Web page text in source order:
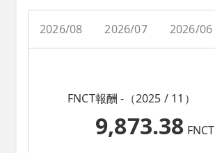
2026/08 2026/07 2026/06
FNCT報酬 -（2025 / 11）
9,873.38 FNCT